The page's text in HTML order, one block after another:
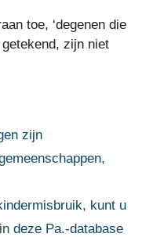
toe, ‘degenen die
zijn niet
zijn
kunt u
deze Pa.-database